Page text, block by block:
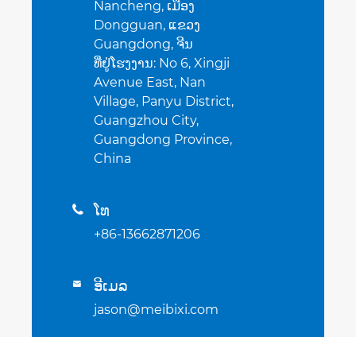
Nancheng, ເມືອງ
Dongguan, ແຂວງ
Guangdong, ຈີນ
ທີ່ຢູ່ໂຮງງານ: No 6, Xingji
Avenue East, Nan
Village, Panyu District,
Guangzhou City,
Guangdong Province,
China
 ໂທ
+86-13662871206
 ອີເມລ
jason@meibixi.com